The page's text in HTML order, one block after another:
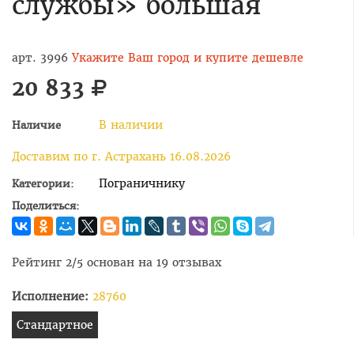
арт. 3996 Укажите Ваш город и купите дешевле
20 833
Наличие В наличии
Доставим по г. Астрахань 16.08.2026
Категории: Пограничнику
Поделиться:
Рейтинг 2/5 основан на 19 отзывах
Исполнение: 28760
Стандартное